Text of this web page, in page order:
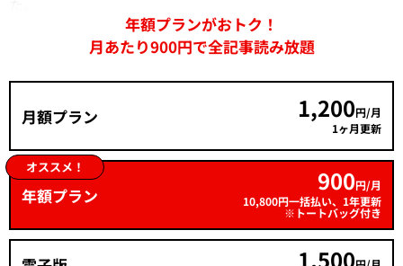
年額プランがおトク！
月あたり900円で全記事読み放題
月額プラン 1,200円/月
1ヶ月更新
オススメ！
年額プラン 900円/月
10,800円一括払い、1年更新
※トートバッグ付き